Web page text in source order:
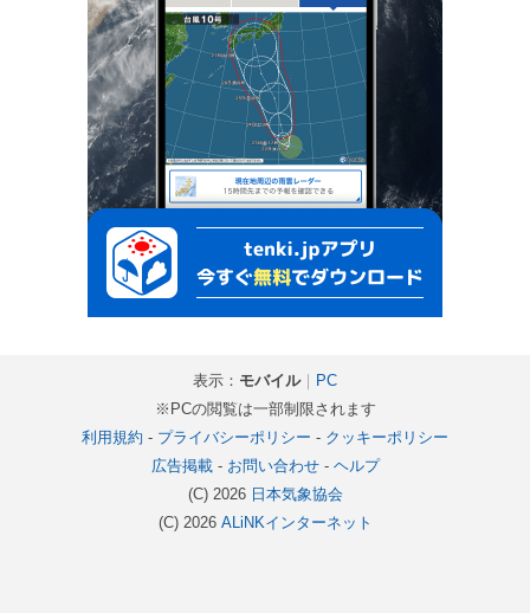
表示： モバイル｜
PC
※PCの閲覧は一部制限されます
利用規約 - プライバシーポリシー - クッキーポリシー
広告掲載- お問い合わせ- ヘルプ
(C) 2026 日本気象協会
(C) 2026 ALiNKインターネット